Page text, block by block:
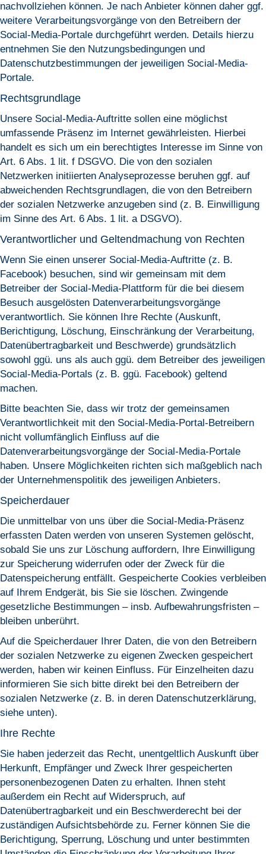
nachvollziehen können. Je nach Anbieter können daher ggf.
weitere Verarbeitungsvorgänge von den Betreibern der
Social-Media-Portale durchgeführt werden. Details hierzu
entnehmen Sie den Nutzungsbedingungen und
Datenschutzbestimmungen der jeweiligen Social-Media-
Portale.
Rechtsgrundlage
Unsere Social-Media-Auftritte sollen eine möglichst
umfassende Präsenz im Internet gewährleisten. Hierbei
handelt es sich um ein berechtigtes Interesse im Sinne von
Art. 6 Abs. 1 lit. f DSGVO. Die von den sozialen
Netzwerken initiierten Analyseprozesse beruhen ggf. auf
abweichenden Rechtsgrundlagen, die von den Betreibern
der sozialen Netzwerke anzugeben sind (z. B. Einwilligung
im Sinne des Art. 6 Abs. 1 lit. a DSGVO).
Verantwortlicher und Geltendmachung von Rechten
Wenn Sie einen unserer Social-Media-Auftritte (z. B.
Facebook) besuchen, sind wir gemeinsam mit dem
Betreiber der Social-Media-Plattform für die bei diesem
Besuch ausgelösten Datenverarbeitungsvorgänge
verantwortlich. Sie können Ihre Rechte (Auskunft,
Berichtigung, Löschung, Einschränkung der Verarbeitung,
Datenübertragbarkeit und Beschwerde) grundsätzlich
sowohl ggü. uns als auch ggü. dem Betreiber des jeweiligen
Social-Media-Portals (z. B. ggü. Facebook) geltend
machen.
Bitte beachten Sie, dass wir trotz der gemeinsamen
Verantwortlichkeit mit den Social-Media-Portal-Betreibern
nicht vollumfänglich Einfluss auf die
Datenverarbeitungsvorgänge der Social-Media-Portale
haben. Unsere Möglichkeiten richten sich maßgeblich nach
der Unternehmenspolitik des jeweiligen Anbieters.
Speicherdauer
Die unmittelbar von uns über die Social-Media-Präsenz
erfassten Daten werden von unseren Systemen gelöscht,
sobald Sie uns zur Löschung auffordern, Ihre Einwilligung
zur Speicherung widerrufen oder der Zweck für die
Datenspeicherung entfällt. Gespeicherte Cookies verbleiben
auf Ihrem Endgerät, bis Sie sie löschen. Zwingende
gesetzliche Bestimmungen – insb. Aufbewahrungsfristen –
bleiben unberührt.
Auf die Speicherdauer Ihrer Daten, die von den Betreibern
der sozialen Netzwerke zu eigenen Zwecken gespeichert
werden, haben wir keinen Einfluss. Für Einzelheiten dazu
informieren Sie sich bitte direkt bei den Betreibern der
sozialen Netzwerke (z. B. in deren Datenschutzerklärung,
siehe unten).
Ihre Rechte
Sie haben jederzeit das Recht, unentgeltlich Auskunft über
Herkunft, Empfänger und Zweck Ihrer gespeicherten
personenbezogenen Daten zu erhalten. Ihnen steht
außerdem ein Recht auf Widerspruch, auf
Datenübertragbarkeit und ein Beschwerderecht bei der
zuständigen Aufsichtsbehörde zu. Ferner können Sie die
Berichtigung, Sperrung, Löschung und unter bestimmten